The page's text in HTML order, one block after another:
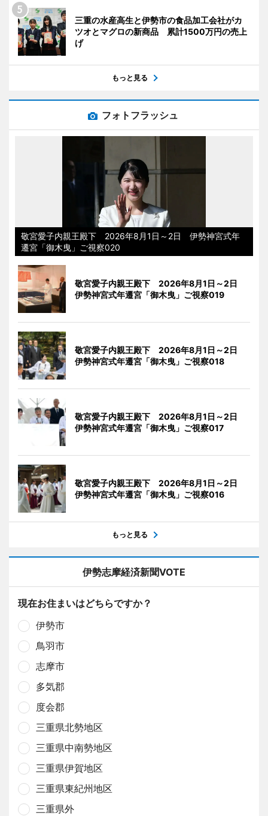
三重の水産高生と伊勢市の食品加工会社がカ
ツオとマグロの新商品 累計1500万円の売上
げ
もっと見る
フォトフラッシュ
敬宮愛子内親王殿下 2026年8月1日～2日 伊勢神宮式年
遷宮「御木曳」ご視察020
敬宮愛子内親王殿下 2026年8月1日～2日
伊勢神宮式年遷宮「御木曳」ご視察019
敬宮愛子内親王殿下 2026年8月1日～2日
伊勢神宮式年遷宮「御木曳」ご視察018
敬宮愛子内親王殿下 2026年8月1日～2日
伊勢神宮式年遷宮「御木曳」ご視察017
敬宮愛子内親王殿下 2026年8月1日～2日
伊勢神宮式年遷宮「御木曳」ご視察016
もっと見る
伊勢志摩経済新聞VOTE
現在お住まいはどちらですか？
伊勢市
鳥羽市
志摩市
多気郡
度会郡
三重県北勢地区
三重県中南勢地区
三重県伊賀地区
三重県東紀州地区
三重県外